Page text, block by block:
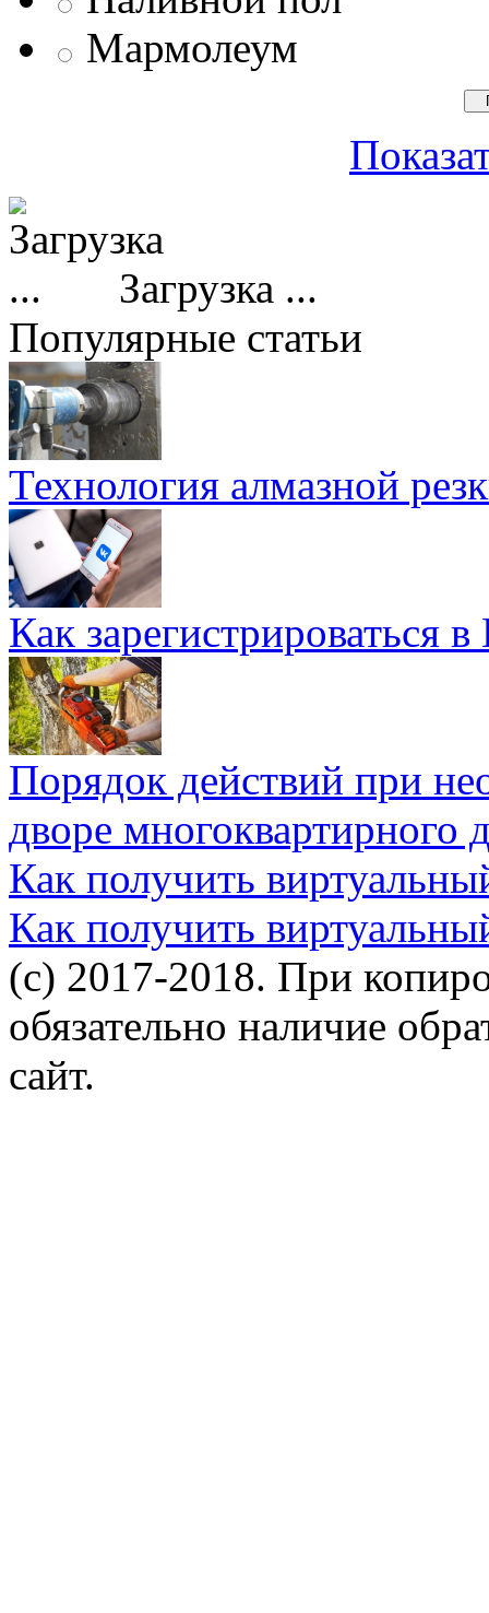
Мармолеум
Загрузка ...
Популярные статьи
Технология алмазной
Как зарегистрироваться
Порядок действий при
дворе многоквартирного
Как получить
Как получить
(c) 2017-2018. При
обязательно наличие
сайт.